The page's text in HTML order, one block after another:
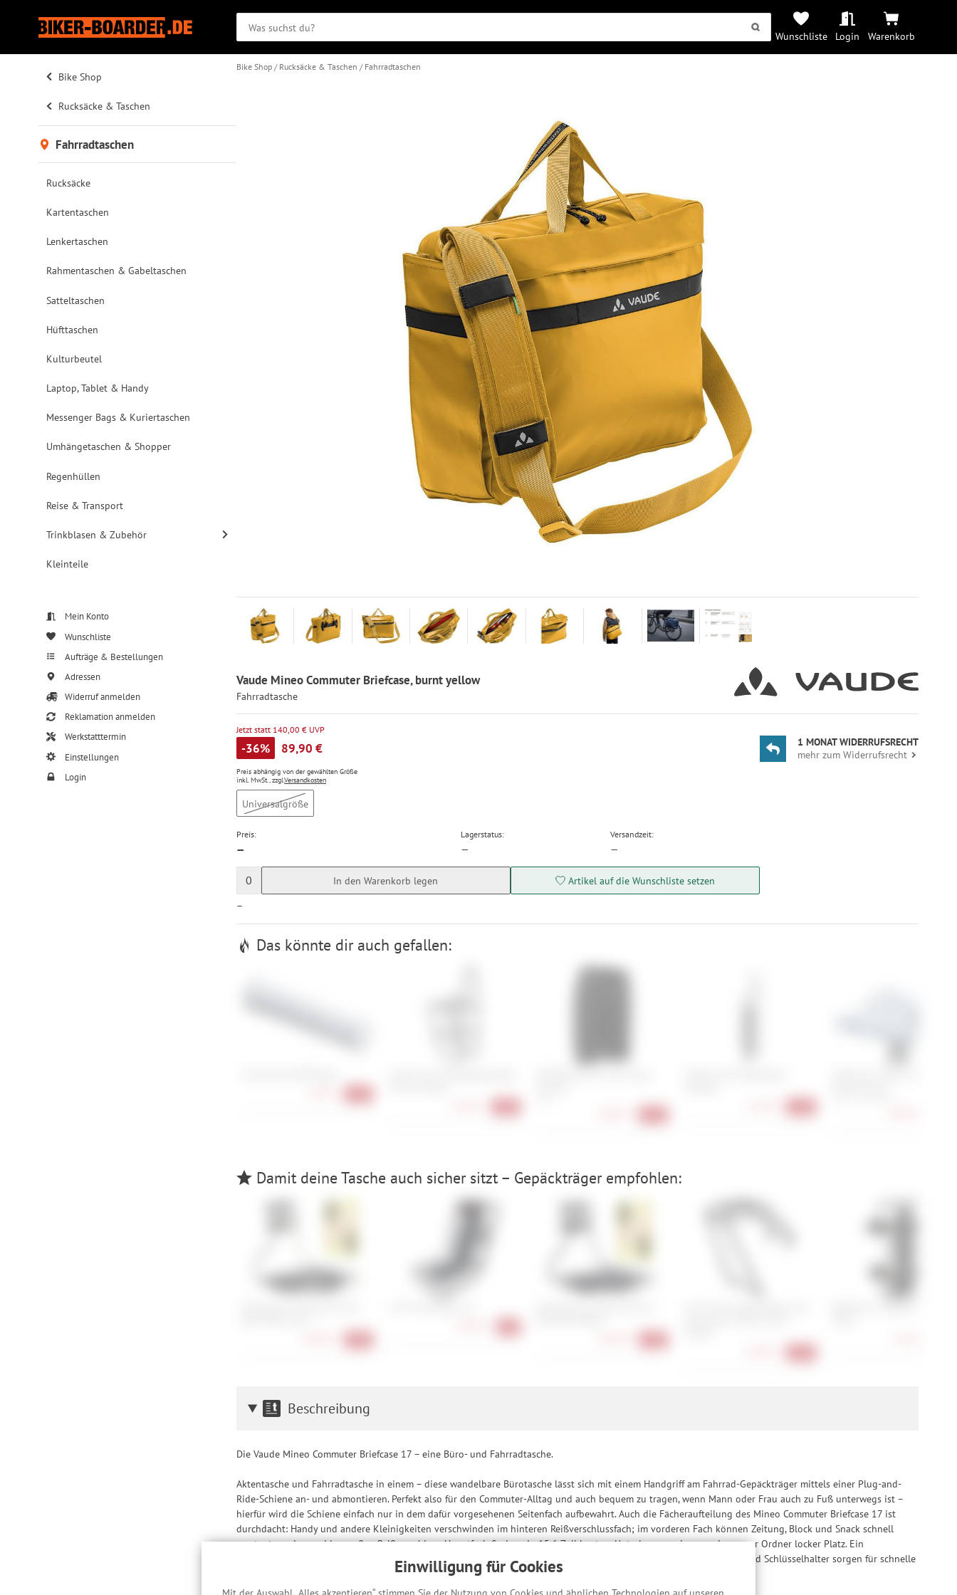
Wunschliste Login Warenkorb
Einwilligung für Cookies
Bike Shop
Rucksäcke & Taschen
Fahrradtaschen
Rucksäcke
Kartentaschen
Lenkertaschen
Rahmentaschen & Gabeltaschen
Satteltaschen
Hüfttaschen
Kulturbeutel
Laptop, Tablet & Handy
Messenger Bags & Kuriertaschen
Umhängetaschen & Shopper
Regenhüllen
Reise & Transport
Trinkblasen & Zubehör
Kleinteile
Mein Konto
Wunschliste
Aufträge & Bestellungen
Adressen
Widerruf anmelden
Reklamation anmelden
Werkstatttermin
Einstellungen
Login
Bike Shop Rucksäcke & Taschen Fahrradtaschen
Vaude Mineo Commuter Briefcase, burnt yellow
Fahrradtasche
Jetzt statt 140,00 € UVP
-36% 89,90 €
Preis abhängig von der gewählten Größe
inkl. MwSt., zzgl.Versandkosten
Universalgröße
Preis:
—
Lagerstatus:
—
Versandzeit:
—
0 In den Warenkorb legen Artikel auf die Wunschliste setzen
—
1 MONAT WIDERRUFSRECHT
mehr zum Widerrufsrecht
Das könnte dir auch gefallen:
Damit deine Tasche auch sicher sitzt – Gepäckträger empfohlen:
Beschreibung
Die Vaude Mineo Commuter Briefcase 17 – eine Büro- und Fahrradtasche.
Aktentasche und Fahrradtasche in einem – diese wandelbare Bürotasche lässt sich mit einem Handgriff am Fahrrad-Gepäckträger mittels einer Plug-and-
Ride-Schiene an- und abmontieren. Perfekt also für den Commuter-Alltag und auch bequem zu tragen, wenn Mann oder Frau auch zu Fuß unterwegs ist –
hierfür wird die Schiene einfach nur in dem dafür vorgesehenen Seitenfach aufbewahrt. Auch die Fächeraufteilung des Mineo Commuter Briefcase 17 ist
durchdacht: Handy und andere Kleinigkeiten verschwinden im hinteren Reißverschlussfach; im vorderen Fach können Zeitung, Block und Snack schnell
verstaut werden und im großen Reißverschluss-Hauptfach finden ein 15.6 Zoll Laptop, Unterlagen und sogar ein ganzer Ordner locker Platz. Ein
innenliegender Flaschenhalter hält das Getränk kippsicher an Ort und Stelle und weitere Ordnungshelfer wie Stifte- und Schlüsselhalter sorgen für schnelle